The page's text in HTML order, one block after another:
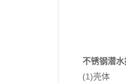
不锈钢潜
(1)壳体